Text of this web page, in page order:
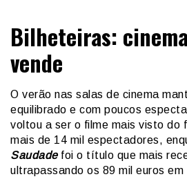
Central Comics
Bilheteiras:
vende
O verão nas salas de cinema
equilibrado e com poucos
voltou a ser o filme mais visto do
mais de 14 mil espectadores,
Saudadefoi o título que mais
ultrapassando os 89 mil euros